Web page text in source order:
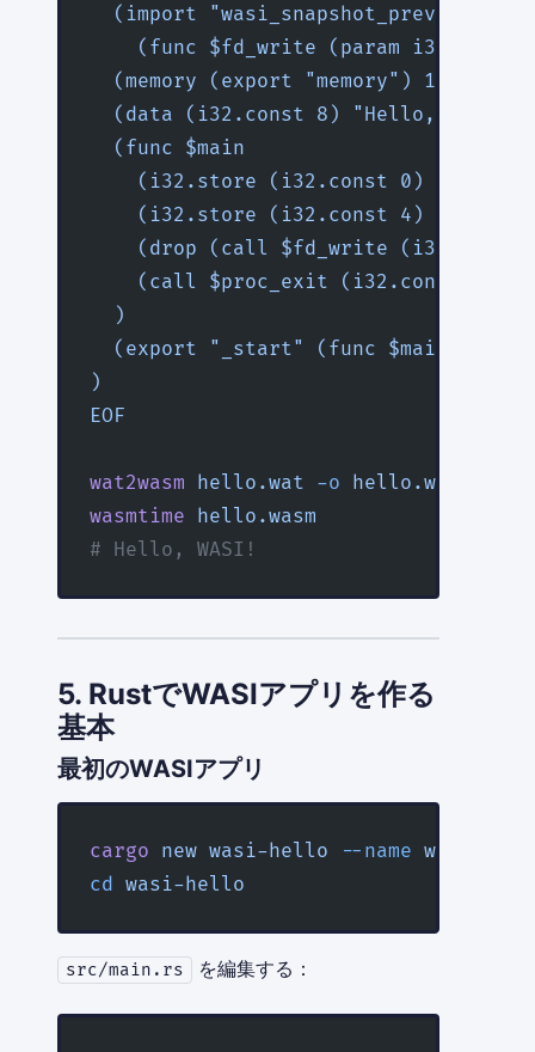
(import "wasi_snapshot_preview1"
(func $fd_write (param i32 i32
  (memory (export "memory") 1)
(data (i32.const 8) "Hello,
  (func $main
(i32.store (i32.const 0)
(i32.store (i32.const 4)
(drop (call $fd_write (i32.const
    (call $proc_exit (i32.const 0))
  )
  (export "_start" (func $main))
)
EOF
wat2wasm hello.wat -o hello.wasm
wasmtime hello.wasm
# Hello, WASI!
5. RustでWASIアプリを作る
基本
最初のWASIアプリ
cargo new wasi-hello --name wasi-
cd wasi-hello
src/main.rs を編集する：